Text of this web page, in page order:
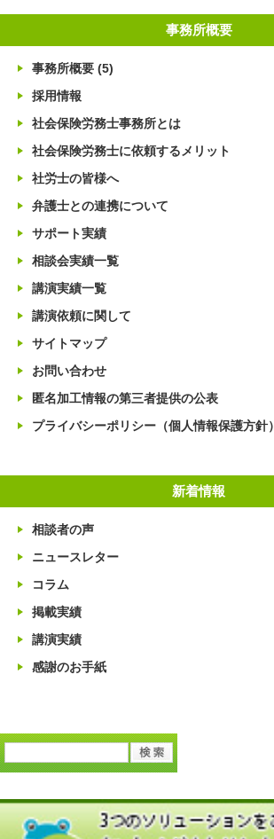
事務所概要
事務所概要 (5)
採用情報
社会保険労務士事務所とは
社会保険労務士に依頼するメリット
社労士の皆様へ
弁護士との連携について
サポート実績
相談会実績一覧
講演実績一覧
講演依頼に関して
サイトマップ
お問い合わせ
匿名加工情報の第三者提供の公表
プライバシーポリシー（個人情報保護方針）
新着情報
相談者の声
ニュースレター
コラム
掲載実績
講演実績
感謝のお手紙